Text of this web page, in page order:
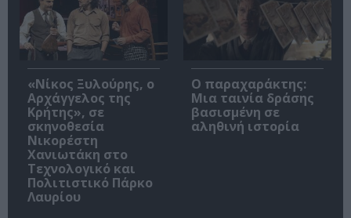
«Νίκος Ξυλούρης, ο
Αρχάγγελος της
Κρήτης», σε
σκηνοθεσία
Νικορέστη
Χανιωτάκη στο
Τεχνολογικό και
Πολιτιστικό Πάρκο
Λαυρίου
Ο παραχαράκτης:
Μια ταινία δράσης
βασισμένη σε
αληθινή ιστορία